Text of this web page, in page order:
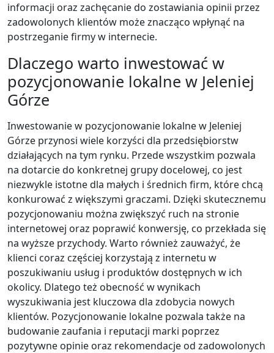
informacji oraz zachęcanie do zostawiania opinii przez
zadowolonych klientów może znacząco wpłynąć na
postrzeganie firmy w internecie.
Dlaczego warto inwestować w
pozycjonowanie lokalne w Jeleniej
Górze
Inwestowanie w pozycjonowanie lokalne w Jeleniej
Górze przynosi wiele korzyści dla przedsiębiorstw
działających na tym rynku. Przede wszystkim pozwala
na dotarcie do konkretnej grupy docelowej, co jest
niezwykle istotne dla małych i średnich firm, które chcą
konkurować z większymi graczami. Dzięki skutecznemu
pozycjonowaniu można zwiększyć ruch na stronie
internetowej oraz poprawić konwersję, co przekłada się
na wyższe przychody. Warto również zauważyć, że
klienci coraz częściej korzystają z internetu w
poszukiwaniu usług i produktów dostępnych w ich
okolicy. Dlatego też obecność w wynikach
wyszukiwania jest kluczowa dla zdobycia nowych
klientów. Pozycjonowanie lokalne pozwala także na
budowanie zaufania i reputacji marki poprzez
pozytywne opinie oraz rekomendacje od zadowolonych